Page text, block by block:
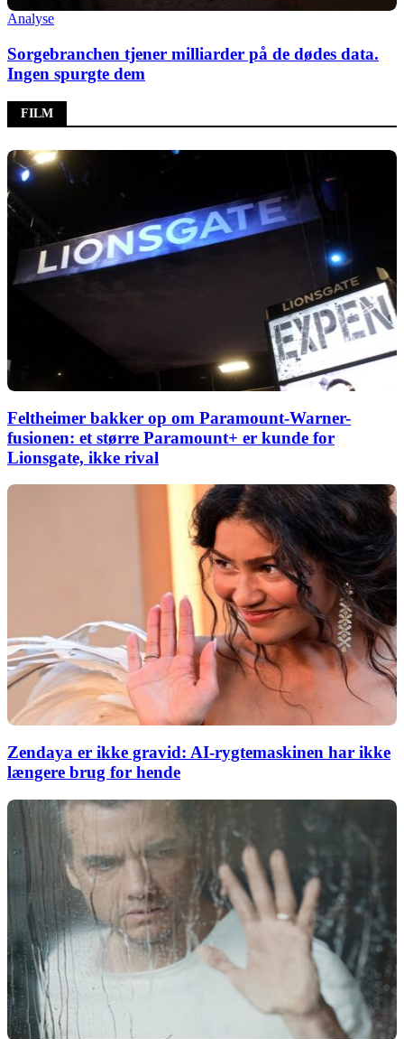
Analyse
Sorgebranchen tjener milliarder på de dødes data.
Ingen spurgte dem
FILM
Feltheimer bakker op om Paramount-Warner-
fusionen: et større Paramount+ er kunde for
Lionsgate, ikke rival
Zendaya er ikke gravid: AI-rygtemaskinen har ikke
længere brug for hende